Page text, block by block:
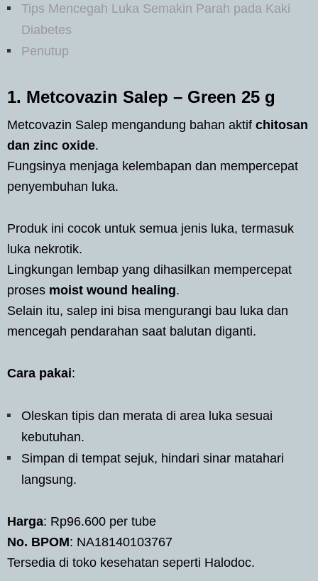
Tips Mencegah Luka Semakin Parah pada Kaki
Diabetes
Penutup
1. Metcovazin Salep – Green 25 g
Metcovazin Salep mengandung bahan aktif chitosan
dan zinc oxide.
Fungsinya menjaga kelembapan dan mempercepat
penyembuhan luka.
Produk ini cocok untuk semua jenis luka, termasuk
luka nekrotik.
Lingkungan lembap yang dihasilkan mempercepat
proses moist wound healing.
Selain itu, salep ini bisa mengurangi bau luka dan
mencegah pendarahan saat balutan diganti.
Cara pakai:
Oleskan tipis dan merata di area luka sesuai
kebutuhan.
Simpan di tempat sejuk, hindari sinar matahari
langsung.
Harga: Rp96.600 per tube
No. BPOM: NA18140103767
Tersedia di toko kesehatan seperti Halodoc.